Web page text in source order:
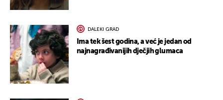
DALEKI GRAD
Ima tek šest godina, a već je jedan od
najnagrađivanijih dječjih glumaca